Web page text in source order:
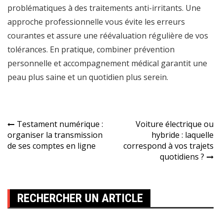
problématiques à des traitements anti-irritants. Une
approche professionnelle vous évite les erreurs
courantes et assure une réévaluation régulière de vos
tolérances. En pratique, combiner prévention
personnelle et accompagnement médical garantit une
peau plus saine et un quotidien plus serein.
Navigation
de
Testament numérique :
organiser la transmission
de ses comptes en ligne
Voiture électrique ou
hybride : laquelle
correspond à vos trajets
quotidiens ?
RECHERCHER UN ARTICLE